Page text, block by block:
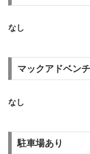
なし
マックアドベン
なし
駐車場あり